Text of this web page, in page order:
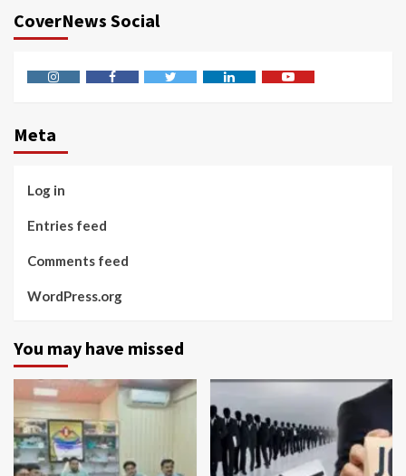
CoverNews Social
Meta
Log in
Entries feed
Comments feed
WordPress.org
You may have missed